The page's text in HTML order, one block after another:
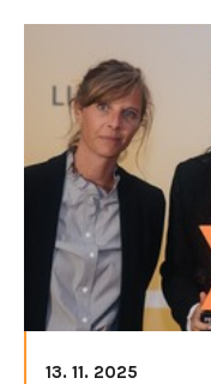
13. 11. 2025